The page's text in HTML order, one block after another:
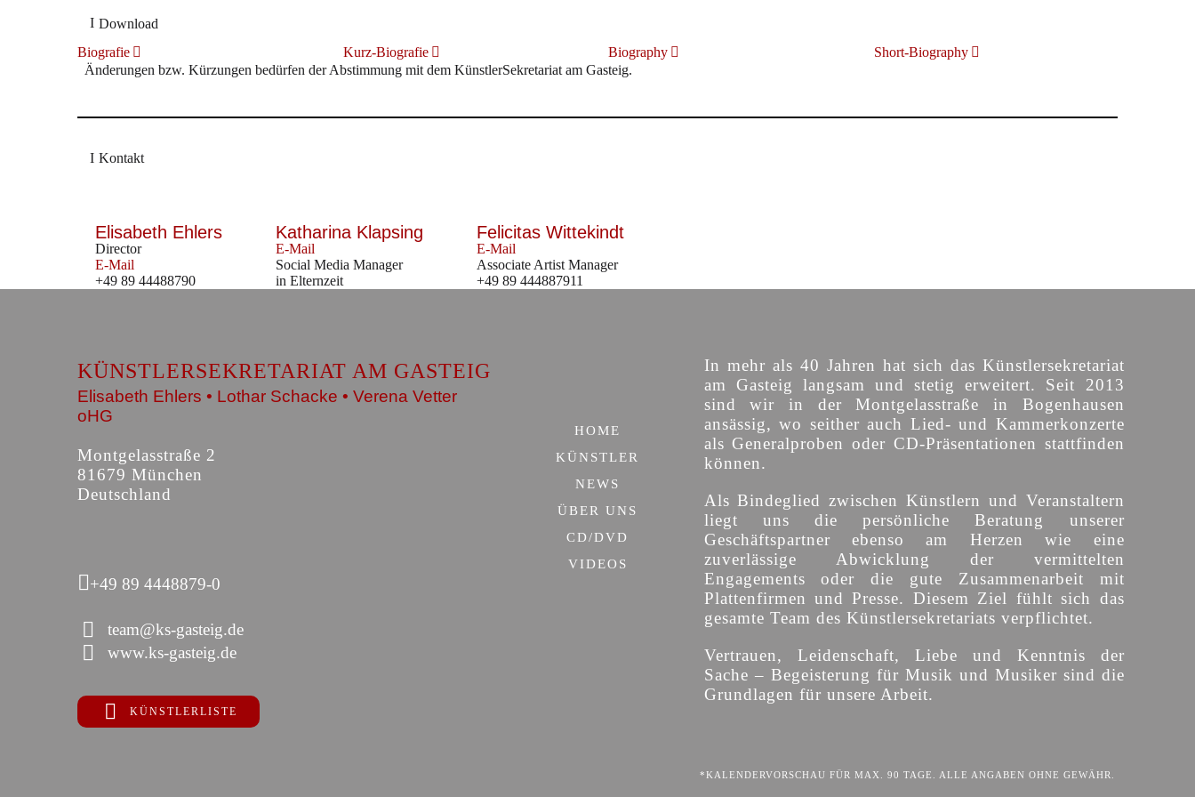
Download
Biografie
Kurz-Biografie Biography
Short-Biography
Änderungen bzw. Kürzungen bedürfen der Abstimmung mit dem KünstlerSekretariat am Gasteig.
Kontakt
Elisabeth Ehlers
Director
E-Mail
+49 89 44488790
Katharina Klapsing
E-Mail
Social Media Manager
in Elternzeit
Felicitas Wittekindt
E-Mail
Associate Artist Manager
+49 89 444887911
KÜNSTLERSEKRETARIAT AM GASTEIG
Elisabeth Ehlers • Lothar Schacke • Verena Vetter
oHG
Montgelasstraße 2
81679 München
Deutschland
+49 89 4448879-0
team@ks-gasteig.de
www.ks-gasteig.de
KÜNSTLERLISTE
HOME
KÜNSTLER
NEWS
ÜBER UNS
CD/DVD
VIDEOS
In mehr als 40 Jahren hat sich das Künstlersekretariat
am Gasteig langsam und stetig erweitert. Seit 2013
sind wir in der Montgelasstraße in Bogenhausen
ansässig, wo seither auch Lied- und Kammerkonzerte
als Generalproben oder CD-Präsentationen stattfinden
können.
Als Bindeglied zwischen Künstlern und Veranstaltern
liegt uns die persönliche Beratung unserer
Geschäftspartner ebenso am Herzen wie eine
zuverlässige Abwicklung der vermittelten
Engagements oder die gute Zusammenarbeit mit
Plattenfirmen und Presse. Diesem Ziel fühlt sich das
gesamte Team des Künstlersekretariats verpflichtet.
Vertrauen, Leidenschaft, Liebe und Kenntnis der
Sache – Begeisterung für Musik und Musiker sind die
Grundlagen für unsere Arbeit.
*KALENDERVORSCHAU FÜR MAX. 90 TAGE. ALLE ANGABEN OHNE GEWÄHR.